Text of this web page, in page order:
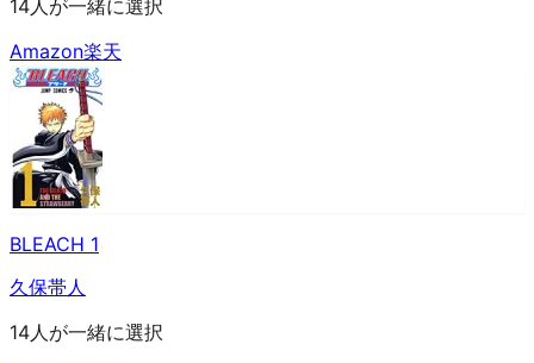
14人が一緒に選択
Amazon楽天
BLEACH 1
久保帯人
14人が一緒に選択